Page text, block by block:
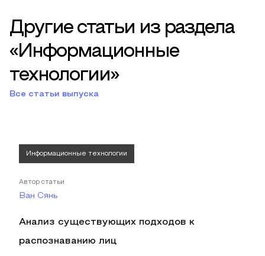
Другие статьи из раздела
«Информационные
технологии»
Все статьи выпуска
Информационные технологии
Автор статьи
Ван Сянь
Анализ существующих подходов к
распознаванию лиц